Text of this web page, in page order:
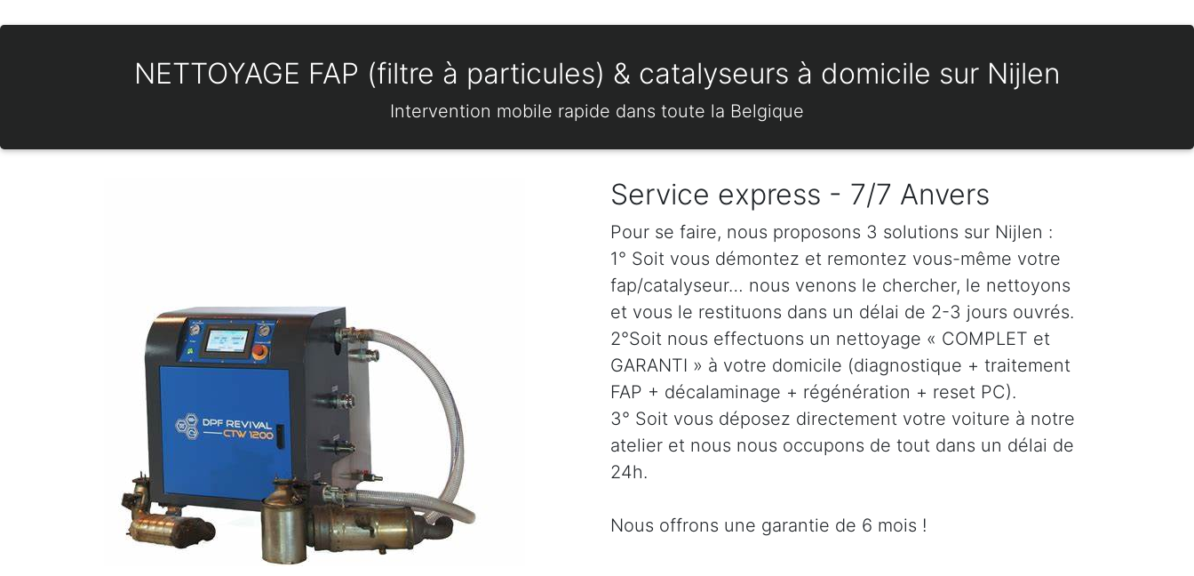
NETTOYAGE FAP (filtre à particules) & catalyseurs à domicile sur Nijlen
Intervention mobile rapide dans toute la Belgique
Service express - 7/7 Anvers
Pour se faire, nous proposons 3 solutions sur Nijlen :
1° Soit vous démontez et remontez vous-même votre
fap/catalyseur… nous venons le chercher, le nettoyons
et vous le restituons dans un délai de 2-3 jours ouvrés.
2°Soit nous effectuons un nettoyage « COMPLET et
GARANTI » à votre domicile (diagnostique + traitement
FAP + décalaminage + régénération + reset PC).
3° Soit vous déposez directement votre voiture à notre
atelier et nous nous occupons de tout dans un délai de
24h.
Nous offrons une garantie de 6 mois !